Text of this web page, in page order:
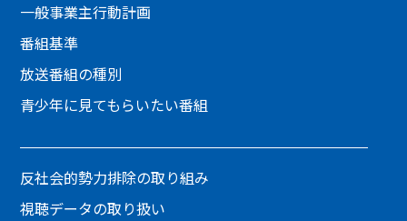
一般事業主行動計画
番組基準
放送番組の種別
青少年に見てもらいたい番組
反社会的勢力排除の取り組み
視聴データの取り扱い